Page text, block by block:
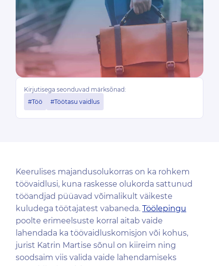
Kirjutisega seonduvad märksõnad:
#Töö
#Töötasu vaidlus
Keerulises majandusolukorras on ka rohkem
töövaidlusi, kuna raskesse olukorda sattunud
tööandjad püüavad võimalikult väikeste
kuludega töötajatest vabaneda. Töölepingu
poolte erimeelsuste korral aitab vaide
lahendada ka töövaidluskomisjon või kohus,
jurist Katrin Martise sõnul on kiireim ning
soodsaim viis valida vaide lahendamiseks